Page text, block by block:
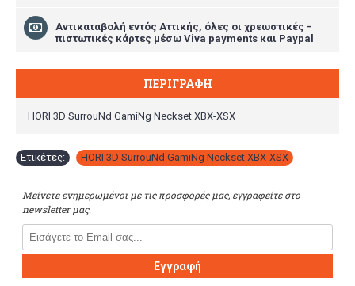
Aντικαταβολή εντός Αττικής, όλες οι χρεωστικές -
πιστωτικές κάρτες μέσω Viva payments και Paypal
ΠΕΡΙΓΡΑΦΉ
HORI 3D SurrouNd GamiNg Neckset XBX-XSX
Ετικέτες: HORI 3D SurrouNd GamiNg Neckset XBX-XSX
Μείνετε ενημερωμένοι με τις προσφορές μας, εγγραφείτε στο
newsletter μας.
Εγγραφή